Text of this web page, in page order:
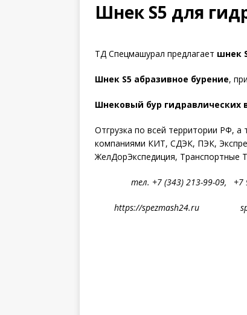
Шнек S5 для
ТД Спецмашурал предлагает шнек
Шнек S5 абразивное бурение,
Шнековый бур гидравлических
Отгрузка по всей территории РФ, а
компаниями КИТ, СДЭК, ПЭК,
ЖелДорЭкспедиция, Транспортные
тел. +7 (343) 213-99-09, +7
https://spezmash24.ru